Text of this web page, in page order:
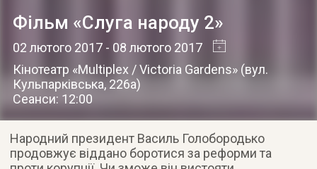
Фільм «Слуга народу 2»
02 лютого 2017- 08 лютого 2017
Кінотеатр «Multiplex / Victoria Gardens» (вул.
Кульпарківська, 226а)
Сеанси: 12:00
Народний президент Василь Голобородько
продовжує віддано боротися за реформи та